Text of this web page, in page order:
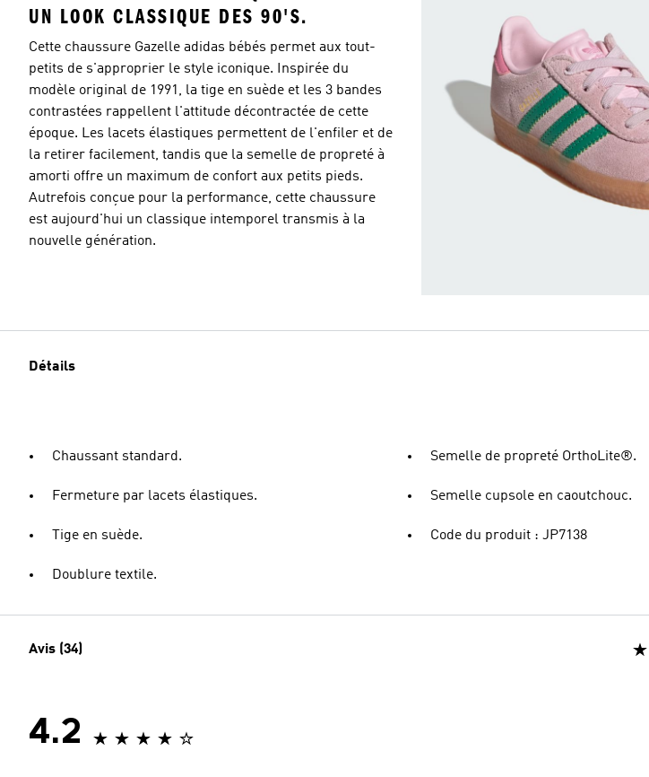
UN LOOK CLASSIQUE DES 90'S.
Cette chaussure Gazelle adidas bébés permet aux tout-
petits de s'approprier le style iconique. Inspirée du
modèle original de 1991, la tige en suède et les 3 bandes
contrastées rappellent l'attitude décontractée de cette
époque. Les lacets élastiques permettent de l'enfiler et de
la retirer facilement, tandis que la semelle de propreté à
amorti offre un maximum de confort aux petits pieds.
Autrefois conçue pour la performance, cette chaussure
est aujourd'hui un classique intemporel transmis à la
nouvelle génération.
Détails
Chaussant standard.
Fermeture par lacets élastiques.
Tige en suède.
Doublure textile.
Semelle de propreté OrthoLite®.
Semelle cupsole en caoutchouc.
Code du produit : JP7138
Avis (34)
4.2